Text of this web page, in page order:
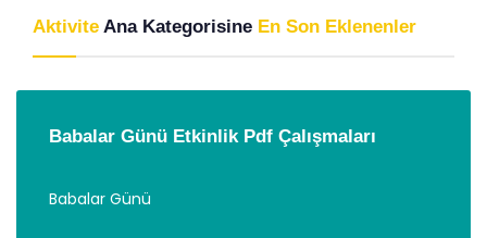
Aktivite Ana Kategorisine En Son Eklenenler
Babalar Günü Etkinlik Pdf Çalışmaları
Babalar Günü